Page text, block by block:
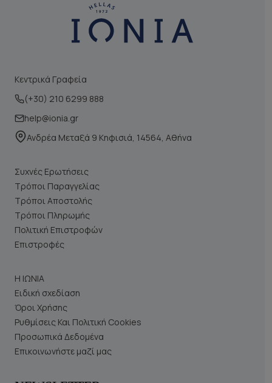
Κεντρικά Γραφεία
(+30) 210 6299 888
help@ionia.gr
Ανδρέα Μεταξά 9 Κηφισιά, 14564, Αθήνα
Συχνές Ερωτήσεις
Τρόποι Παραγγελίας
Τρόποι Αποστολής
Τρόποι Πληρωμής
Πολιτική Επιστροφών
Επιστροφές
Η ΙΩΝΙΑ
Ειδική σχεδίαση
Όροι Χρήσης
Ρυθμίσεις Και Πολιτική Cookies
Προσωπικά Δεδομένα
Επικοινωνήστε μαζί μας